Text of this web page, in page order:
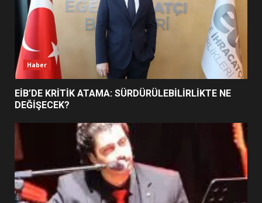
6
BURHANİYE SATRANÇ
TURNUVASI KAYITLARI NEYİ
DEĞİŞTİRİYOR?
BURHANİYE BELEDİYESPOR’DA
YENİ YÖNETİM NASIL
Haber
EİB’DE KRİTİK ATAMA: SÜRDÜRÜLEBİLİRLİKTE NE
DEĞİŞECEK?